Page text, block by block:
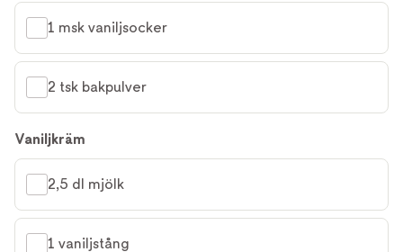
1 msk vaniljsocker
2 tsk bakpulver
Vaniljkräm
2,5 dl mjölk
1 vaniljstång